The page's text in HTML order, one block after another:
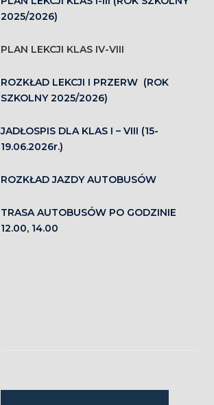
2025/2026)
PLAN LEKCJI KLAS IV-VIII
ROZKŁAD LEKCJI I PRZERW (ROK
SZKOLNY 2025/2026)
JADŁOSPIS DLA KLAS I – VIII (15-
19.06.2026r.)
ROZKŁAD JAZDY AUTOBUSÓW
TRASA AUTOBUSÓW PO GODZINIE
12.00, 14.00